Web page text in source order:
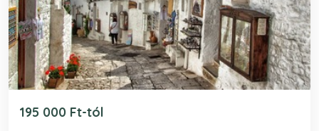
195 000 Ft-tól